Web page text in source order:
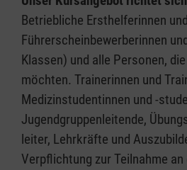
Betriebliche Ersthelferinnen
Führerscheinbewerberinnen
Klassen) und alle Personen,
möchten. Trainerinnen und
Medizinstudentinnen und -
Jugendgruppenleitende,
leiter, Lehrkräfte und
Verpflichtung zur Teilnahme